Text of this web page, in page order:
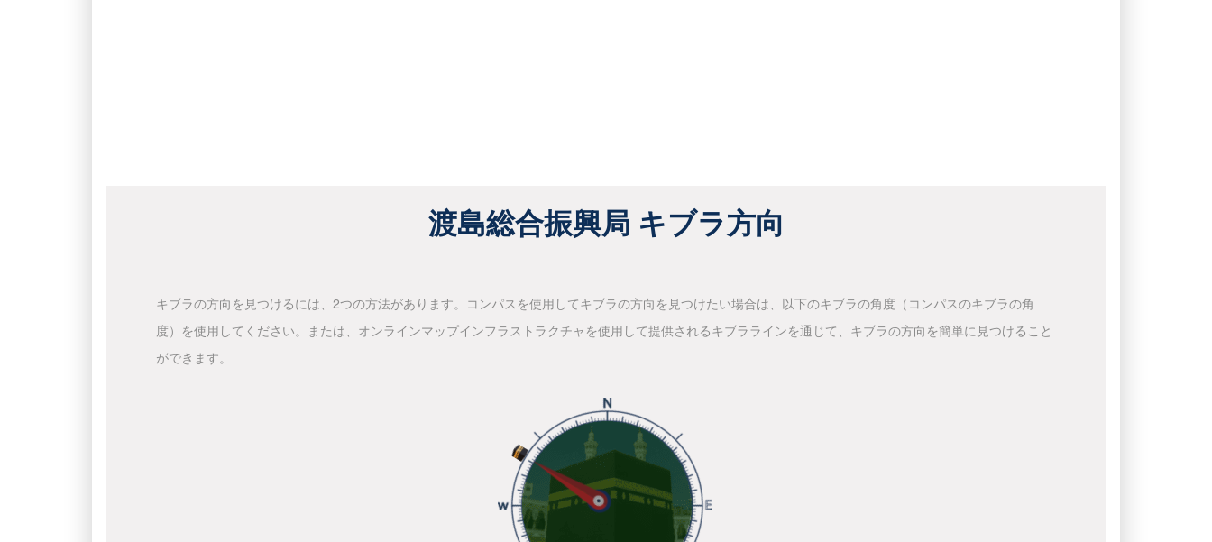
渡島総合振興局 キブラ方向
キブラの方向を見つけるには、2つの方法があります。コンパスを使用してキブラの方向を見つけたい場合は、以下のキブラの角度（コンパスのキブラの角
度）を使用してください。または、オンラインマップインフラストラクチャを使用して提供されるキブララインを通じて、キブラの方向を簡単に見つけること
ができます。